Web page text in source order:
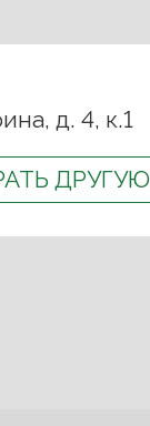
д. 4, к.1
ДРУГУЮ
749-74-89
Акции